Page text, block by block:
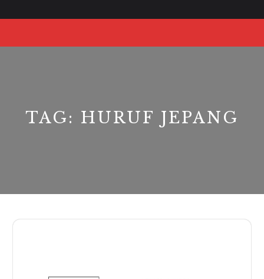
to
TAG: HURUF JEPANG